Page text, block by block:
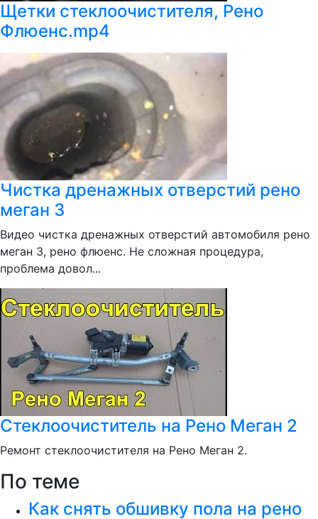
Щетки стеклоочистителя, Рено
Флюенс.mp4
Чистка дренажных отверстий рено
меган 3
Видео чистка дренажных отверстий автомобиля рено
меган 3, рено флюенс. Не сложная процедура,
проблема довол...
Стеклоочиститель на Рено Меган 2
Ремонт стеклоочистителя на Рено Меган 2.
По теме
Как снять обшивку пола на рено